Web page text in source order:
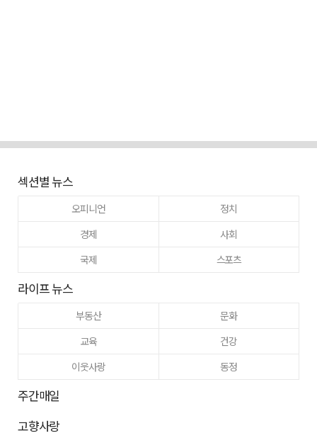
섹션별 뉴스
오피니언
정치
경제
사회
국제
스포츠
라이프 뉴스
부동산
문화
교육
건강
이웃사랑
동정
주간매일
고향사랑